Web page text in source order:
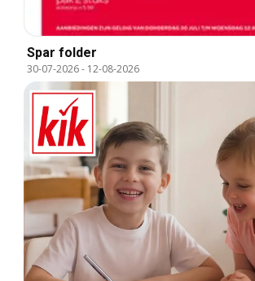
Spar folder
30-07-2026- 12-08-2026